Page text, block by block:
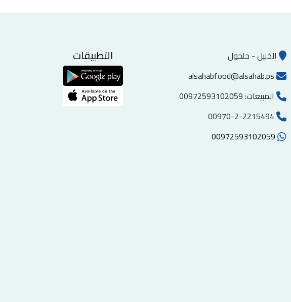
الخليل - حلحول
alsahabfood@alsahab.ps
المبيعات:00972593102059
التطبيقات